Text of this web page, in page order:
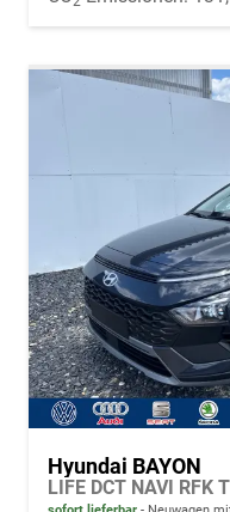
Hyundai BAYON
LIFE DCT NAVI RFK